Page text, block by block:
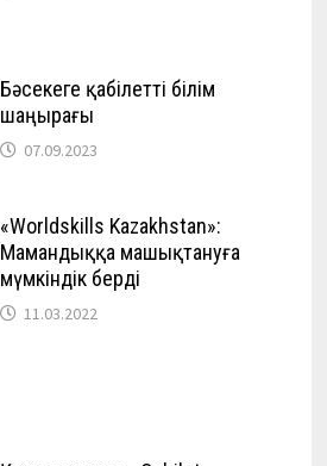
Бәсекеге қабілетті білім
шаңырағы
07.09.2023
«Worldskills Kazakhstan»:
Мамандыққа машықтануға
мүмкіндік берді
11.03.2022